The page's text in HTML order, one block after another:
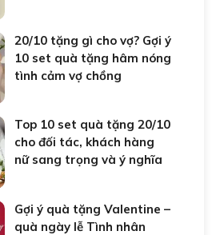
20/10 tặng gì cho vợ? Gợi ý
10 set quà tặng hâm nóng
tình cảm vợ chồng
Top 10 set quà tặng 20/10
cho đối tác, khách hàng
nữ sang trọng và ý nghĩa
Gợi ý quà tặng Valentine –
quà ngày lễ Tình nhân